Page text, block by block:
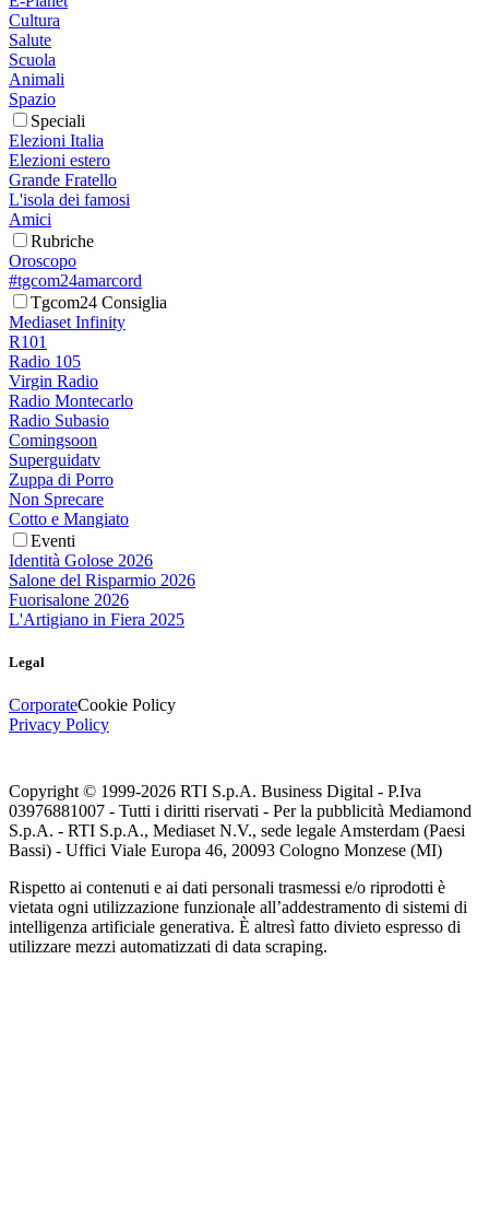
Cultura
Salute
Scuola
Animali
Spazio
Speciali
Elezioni Italia
Elezioni estero
Grande Fratello
L'isola dei famosi
Amici
Rubriche
Oroscopo
#tgcom24amarcord
Tgcom24 Consiglia
Mediaset Infinity
R101
Radio 105
Virgin Radio
Radio Montecarlo
Radio Subasio
Comingsoon
Superguidatv
Zuppa di Porro
Non Sprecare
Cotto e Mangiato
Eventi
Identità Golose 2026
Salone del Risparmio 2026
Fuorisalone 2026
L'Artigiano in Fiera 2025
Legal
CorporateCookie Policy
Privacy Policy
Copyright © 1999-2026 RTI S.p.A. Business Digital - P.Iva
03976881007 - Tutti i diritti riservati - Per la pubblicità Mediamond
S.p.A. - RTI S.p.A., Mediaset N.V., sede legale Amsterdam (Paesi
Bassi) - Uffici Viale Europa 46, 20093 Cologno Monzese (MI)
Rispetto ai contenuti e ai dati personali trasmessi e/o riprodotti è
vietata ogni utilizzazione funzionale all’addestramento di sistemi di
intelligenza artificiale generativa. È altresì fatto divieto espresso di
utilizzare mezzi automatizzati di data scraping.